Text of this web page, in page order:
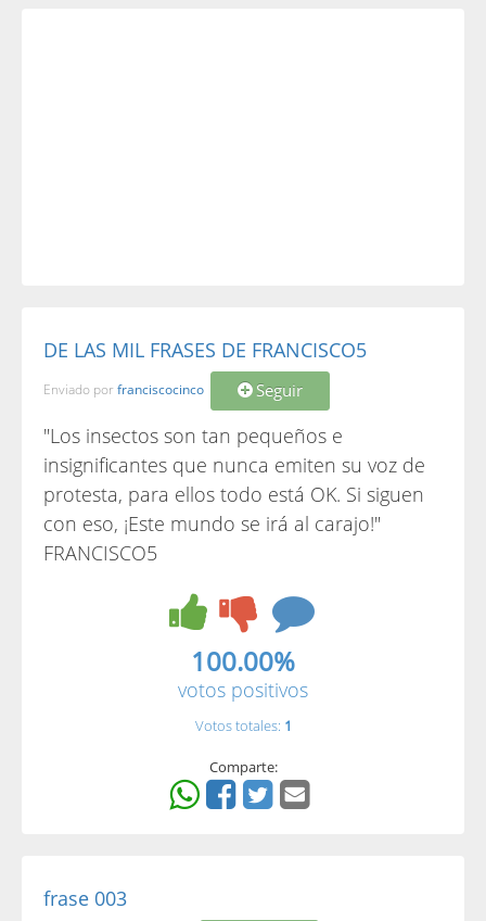
DE LAS MIL FRASES DE FRANCISCO5
Enviado por franciscocinco Seguir
"Los insectos son tan pequeños e
insignificantes que nunca emiten su voz de
protesta, para ellos todo está OK. Si siguen
con eso, ¡Este mundo se irá al carajo!"
FRANCISCO5
100.00%
votos positivos
Votos totales: 1
Comparte:
frase 003